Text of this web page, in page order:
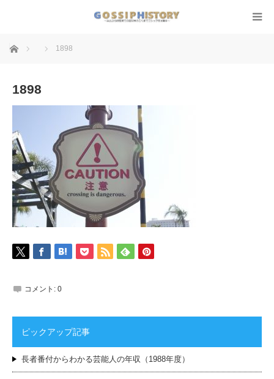
ホーム 1898
1898
コメント: 0
ピックアップ記事
長者番付からわかる芸能人の年収（1988年度）